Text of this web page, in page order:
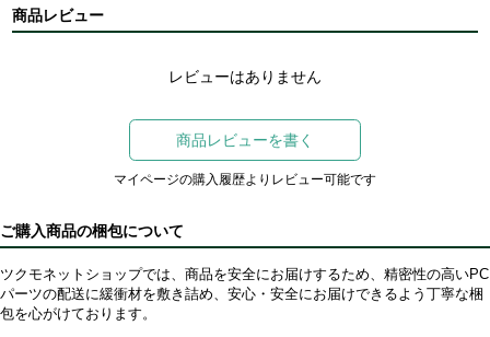
商品レビュー
レビューはありません
商品レビューを書く
マイページの購入履歴よりレビュー可能です
ご購入商品の梱包について
ツクモネットショップでは、商品を安全にお届けするため、精密性の高いPC
パーツの配送に緩衝材を敷き詰め、安心・安全にお届けできるよう丁寧な梱
包を心がけております。